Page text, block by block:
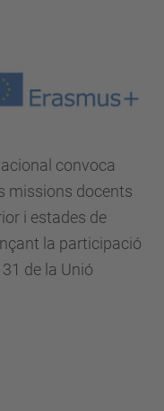
convoca
missions docents
i estades de
la participació
de la Unió